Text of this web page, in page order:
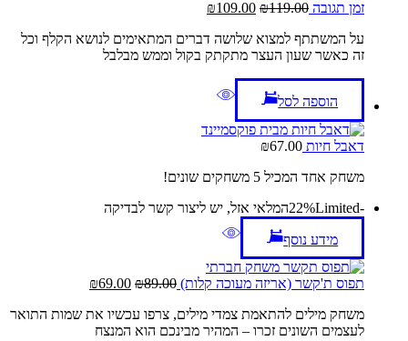
זמן תגובה ₪119.00
המחיר
היה:
₪119.00.
₪109.00
הוא:
₪109.00.
על המשתתף למצוא שלושה דברים המתאימים לנושא הקלף וכל
זה כאשר שעון העצר מתקתק בקול וממש מבלבל
הוספה לסל
דאבל חיות ₪67.00
משחק אחד המכיל 5 משחקים שונים!
-22%
Limited המלאי אזל, יש ליצור קשר לבדיקה
מידע נוסף
תפוס ת'קשר (אריזה מעוכה קלות) ₪89.00
המחיר
היה:
₪89.00.
₪69.00
הוא:
משחק מילים להתאמת צמדי מילים, צרפו עכשיו את שמות התואר
לעצמים השונים זכרו – המהיר מבינכם הוא המנצח